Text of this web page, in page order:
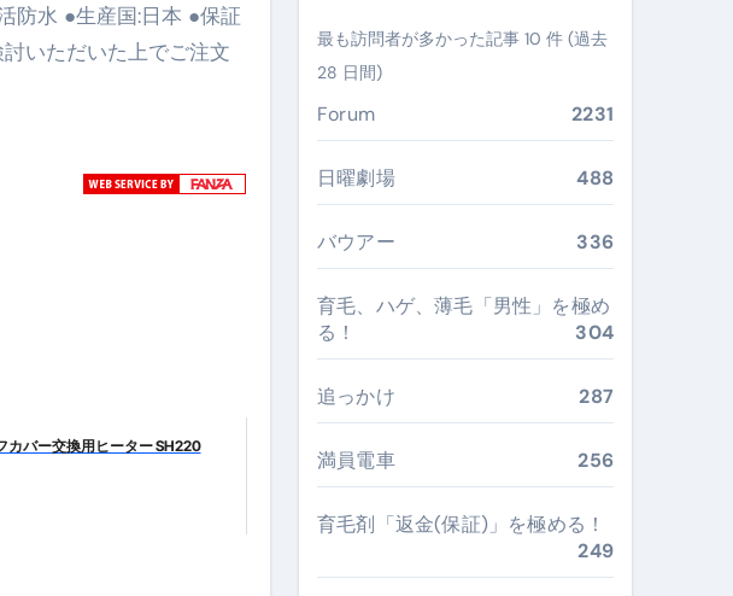
級！ スカイマーク／Peach／FDA／ソラシドエアを目的別に選ぶコツと、失敗し
トか”が一目で伝わる。いま選ばれている新定番ドメイン
#ダイエット #筋トレ #美容 #健康 #雑学 #ナレーター #小林将大
#ダイエット #筋トレ #美容 #健康 #雑学 #ナレーター #小林将大
調温・吸湿発熱…あなたの寝室に最適解を出す快眠ガイド
で徹底分類！室内で“足腰と体幹”を育てる選び方＆続け方ガイド
海外・国内旅行を最安値で実現する究極の旅術
防水 ●生産国:日本 ●保証
いただいた上でご注文
カバー交換用ヒーター SH220
最も訪問者が多かった記事 10 件 (過去
28 日間)
Forum 2231
日曜劇場 488
バウアー 336
育毛、ハゲ、薄毛「男性」を極め
る！
304
追っかけ 287
満員電車 256
育毛剤「返金(保証)」を極める！
249